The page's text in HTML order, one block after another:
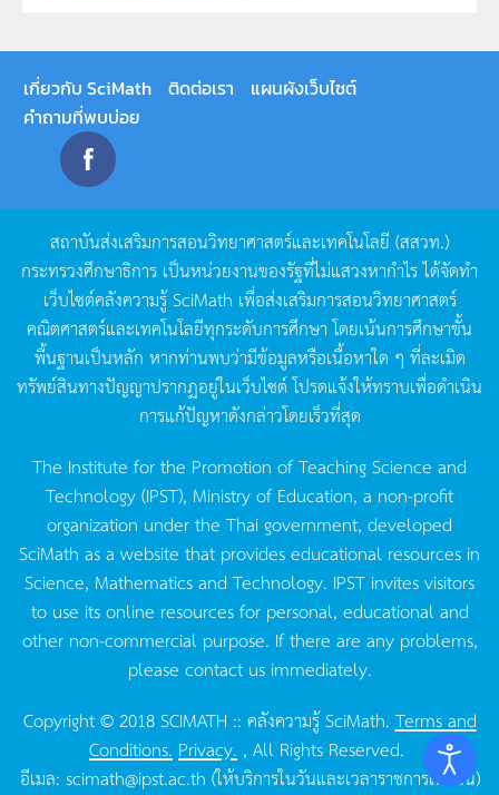
เกี่ยวกับ SciMath ติดต่อเรา
แผนผังเว็บไซต์
คำถามที่พบบ่อย
สถาบันส่งเสริมการสอนวิทยาศาสตร์และเทคโนโลยี (สสวท.)
กระทรวงศึกษาธิการ เป็นหน่วยงานของรัฐที่ไม่แสวงหากำไรได้จัดทำ
เว็บไซต์คลังความรู้SciMath เพื่อส่งเสริมการสอนวิทยาศาสตร์
คณิตศาสตร์และเทคโนโลยีทุกระดับการศึกษา โดยเน้นการศึกษาขั้น
พื้นฐานเป็นหลัก หากท่านพบว่ามีข้อมูลหรือเนื้อหาใด ๆ ที่ละเมิด
ทรัพย์สินทางปัญญาปรากฏอยู่ในเว็บไซต์โปรดแจ้งให้ทราบเพื่อดำเนิน
การแก้ปัญหาดังกล่าวโดยเร็วที่สุด
The Institute for the Promotion of Teaching Science and
Technology (IPST), Ministry of Education, a non-profit
organization under the Thai government, developed
SciMath as a website that provides educational resources in
Science, Mathematics and Technology. IPST invites visitors
to use its online resources for personal, educational and
other non-commercial purpose. If there are any problems,
please contact us immediately.
Copyright © 2018 SCIMATH :: คลังความรู้ SciMath.Terms and
Conditions. Privacy. , All Rights Reserved.
อีเมล: scimath@ipst.ac.th (ให้บริการในวันและเวลาราชการเท่านั้น)